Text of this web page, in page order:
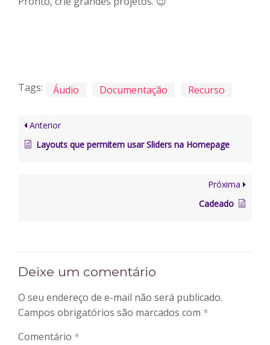
Tags: Áudio Documentação Recurso
Anterior
Layouts que permitem usar Sliders na Homepage
Próxima
Cadeado
Deixe um comentário
O seu endereço de e-mail não será publicado.
Campos obrigatórios são marcados com *
Comentário *